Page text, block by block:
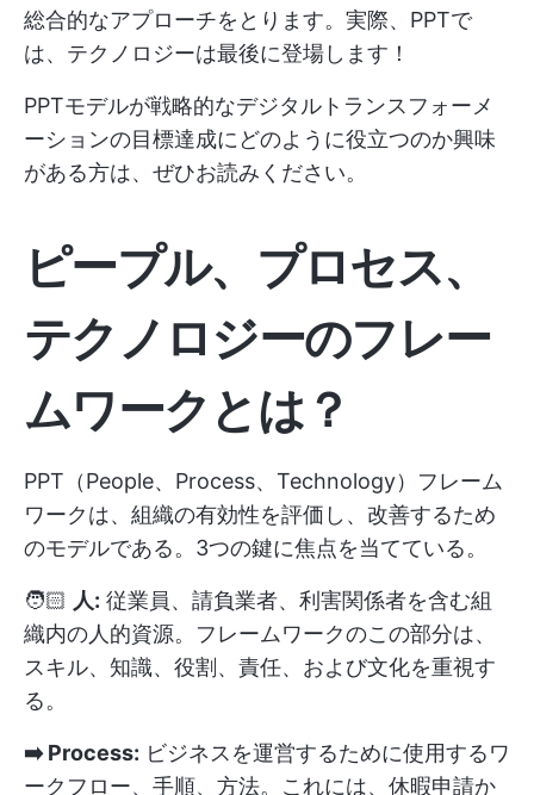
総合的なアプローチをとります。実際、PPTで
は、テクノロジーは最後に登場します！
PPTモデルが戦略的なデジタルトランスフォーメ
ーションの目標達成にどのように役立つのか興味
がある方は、ぜひお読みください。
ピープル、プロセス、
テクノロジーのフレー
ムワークとは？
PPT（People、Process、Technology）フレーム
ワークは、組織の有効性を評価し、改善するため
のモデルである。3つの鍵に焦点を当てている。
🧑🏻 人: 従業員、請負業者、利害関係者を含む組
織内の人的資源。フレームワークのこの部分は、
スキル、知識、役割、責任、および文化を重視す
る。
➡️ Process: ビジネスを運営するために使用するワ
ークフロー、手順、方法。これには、休暇申請か